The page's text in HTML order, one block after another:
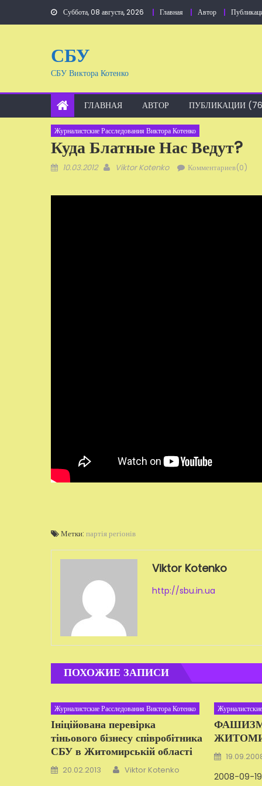
Суббота, 08 августа, 2026 Главная Автор
СБУ
СБУ Виктора Котенко
ГЛАВНАЯ АВТОР ПУБЛИКАЦИИ
Журналистские Расследования Виктора Котенко
Куда Блатные Нас Ведут?
Добавлено
10.03.2012 Автор
Viktor Kotenko Комментариев(0)
Метки: партія регіонів
Viktor Kotenko
http://sbu.in.ua
ПОХОЖИЕ ЗАПИСИ
Журналистские Расследования Виктора Котенко
Ініційована перевірка
тіньового бізнесу співробітника
СБУ в Житомирській області
Добавлено
20.02.2013 Автор
Viktor Kotenko
Добавлено
2008-09-19